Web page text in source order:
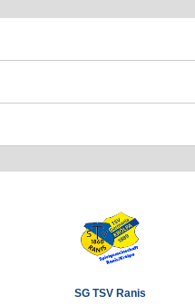
SG TSV Ranis